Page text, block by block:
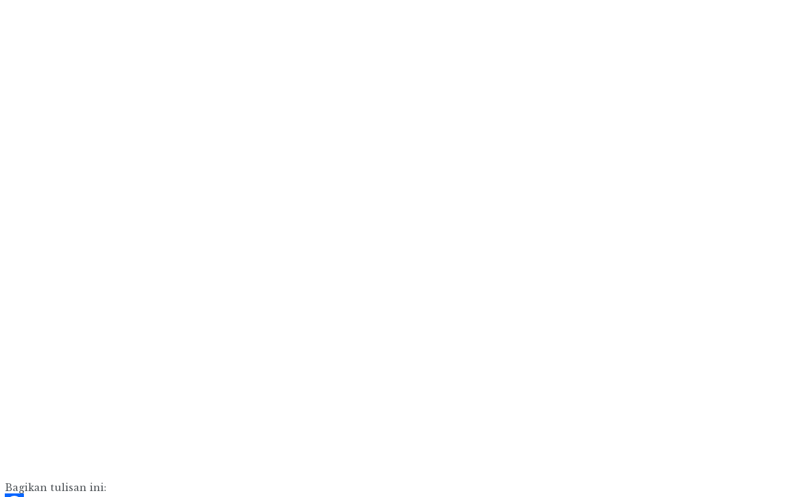
Bagikan tulisan ini: